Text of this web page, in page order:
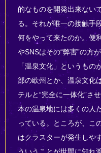
的なものを開発出来ない
る。それが唯一の接触手
何をやって来たのか。便
やSNSはその“弊害”の方
「温泉文化」というも
部の欧州とか、温泉文化
テルと“完全に一体化”さ
本の温泉地には多くの人
っている。ところが、こ
はクラスターが発生しや